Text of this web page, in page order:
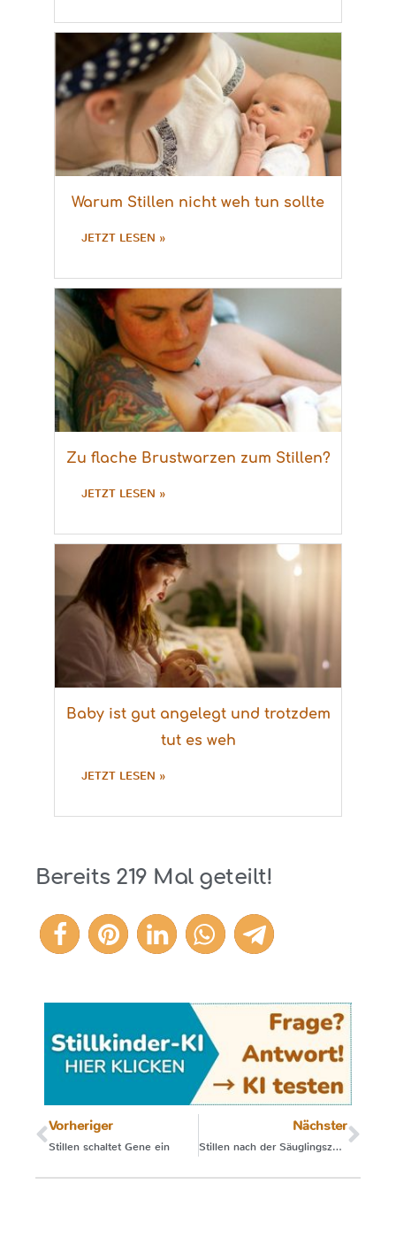
Warum Stillen nicht weh tun sollte
JETZT LESEN »
Zu flache Brustwarzen zum Stillen?
JETZT LESEN »
Baby ist gut angelegt und trotzdem
tut es weh
JETZT LESEN »
Bereits 219 Mal geteilt!
219
Vorheriger
Stillen schaltet Gene ein
Nächster
Stillen nach der Säuglingszeit (2)